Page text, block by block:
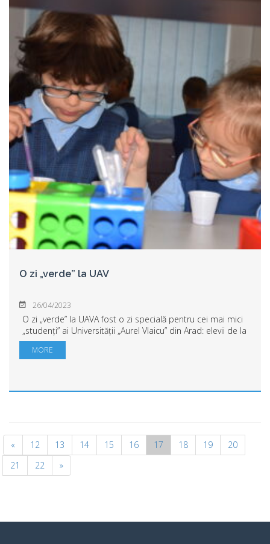
O zi „verde” la UAV
26/04/2023
O zi „verde” la UAVA fost o zi specială pentru cei mai mici
„studenți” ai Universității „Aurel Vlaicu” din Arad: elevii de la
Școala „Episcop Ioan Mețianu”. Au învățat în laboratoarele
Institutului...
MORE
« 12 13 14 15 16 17 18 19
20
21
22 »